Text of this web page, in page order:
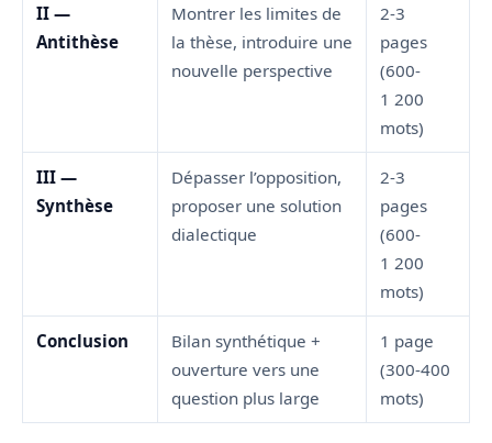
II —
Antithèse
Montrer les limites de
la thèse, introduire une
nouvelle perspective
2-3
pages
(600-
1 200
mots)
III —
Synthèse
Dépasser l’opposition,
proposer une solution
dialectique
2-3
pages
(600-
1 200
mots)
Conclusion
Bilan synthétique +
ouverture vers une
question plus large
1 page
(300-400
mots)